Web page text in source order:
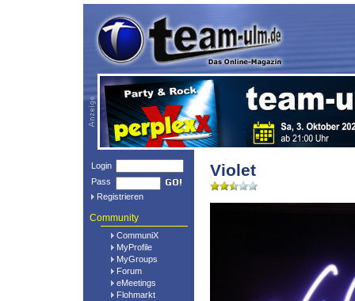
Login
Pass
Registrieren
Community
CommuniX
MyProfile
MyGroups
Forum
eMeetings
Flohmarkt
Violet